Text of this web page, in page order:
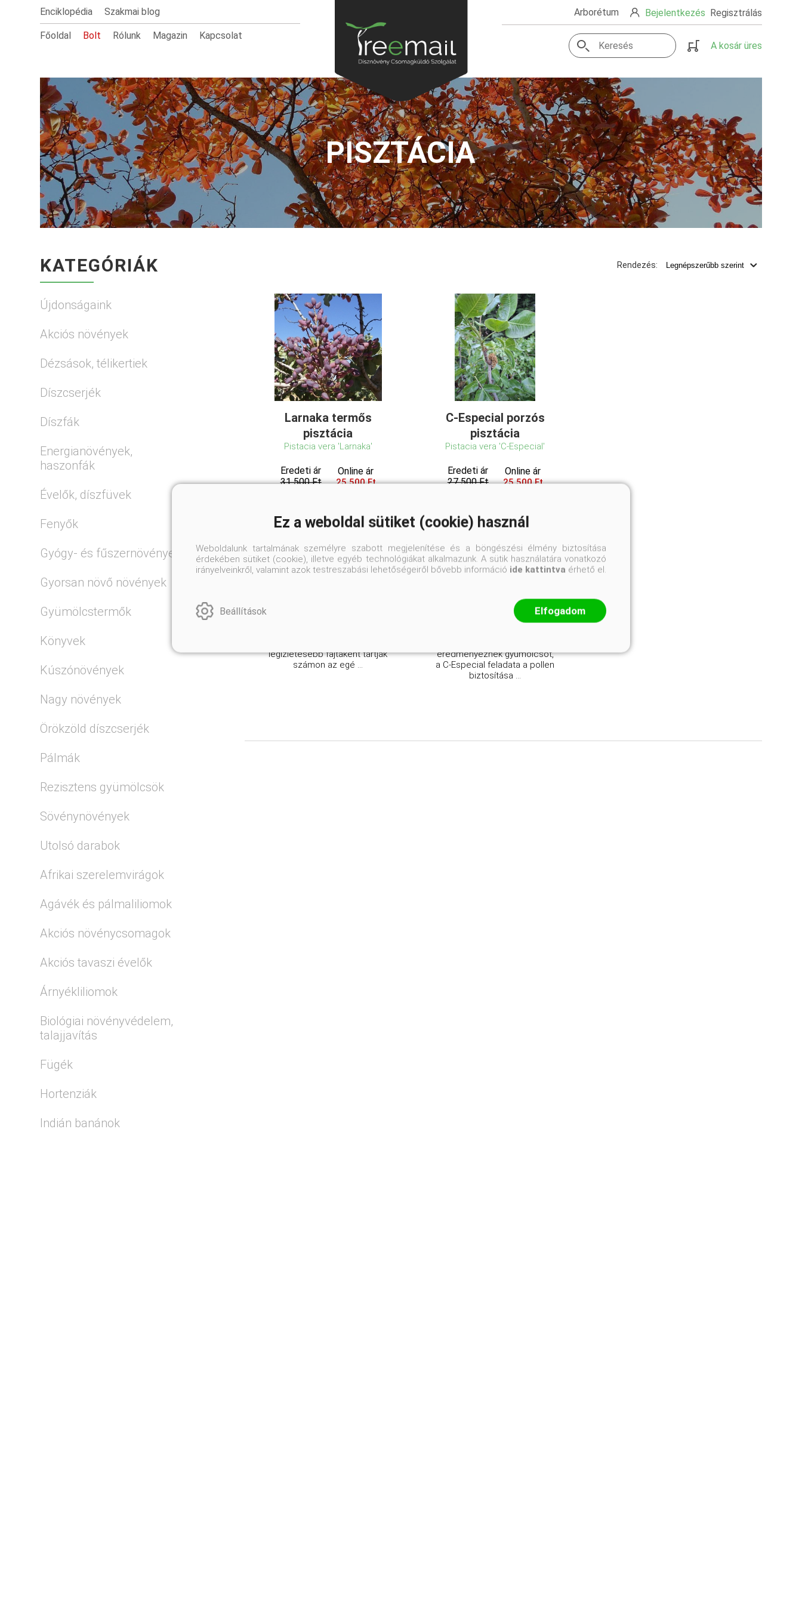
Enciklopédia Szakmai blog
Főoldal Bolt Rólunk Magazin Kapcsolat
Arborétum Bejelentkezés Regisztrálás
A kosár üres
PISZTÁCIA
KATEGÓRIÁK
Újdonságaink
Akciós növények
Dézsások, télikertiek
Díszcserjék
Díszfák
Energianövények,
haszonfák
Évelők, díszfüvek
Fenyők
Gyógy- és fűszernövények
Gyorsan növő növények
Gyümölcstermők
Könyvek
Kúszónövények
Nagy növények
Örökzöld díszcserjék
Pálmák
Rezisztens gyümölcsök
Sövénynövények
Utolsó darabok
Afrikai szerelemvirágok
Agávék és pálmaliliomok
Akciós növénycsomagok
Akciós tavaszi évelők
Árnyékliliomok
Biológiai növényvédelem,
talajjavítás
Fügék
Hortenziák
Indián banánok
Rendezés:
Larnaka termős
pisztácia
Pistacia vera 'Larnaka'
Eredeti ár
31 500 Ft
Online ár
25 500 Ft
Kosárba
Ciprusról származó, életerős,
legízletesebb fajtaként tartják
számon az egé ...
C-Especial porzós
pisztácia
Pistacia vera 'C-Especial'
Eredeti ár
27 500 Ft
Online ár
25 500 Ft
Kosárba
A C-Especial porzós
amely kulcsszerepet játszik a
termős pisztáciák
gyümölcshozamának
eredményeznek gyümölcsöt,
a C-Especial feladata a pollen
biztosítása ...
Ez a weboldal sütiket (cookie) használ
Weboldalunk tartalmának személyre szabott megjelenítése és a böngészési élmény biztosítása
érdekében sütiket (cookie), illetve egyéb technológiákat alkalmazunk. A sütik használatára vonatkozó
irányelveinkről, valamint azok testreszabási lehetőségeiről bővebb információ ide kattintva érhető el.
Beállítások Elfogadom